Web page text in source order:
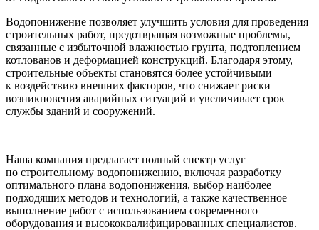
Водопонижение позволяет улучшить условия для проведения
строительных работ, предотвращая возможные проблемы,
связанные с избыточной влажностью грунта, подтоплением
котлованов и деформацией конструкций. Благодаря этому,
строительные объекты становятся более устойчивыми
к воздействию внешних факторов, что снижает риски
возникновения аварийных ситуаций и увеличивает срок
службы зданий и сооружений.
Наша компания предлагает полный спектр услуг
по строительному водопонижению, включая разработку
оптимального плана водопонижения, выбор наиболее
подходящих методов и технологий, а также качественное
выполнение работ с использованием современного
оборудования и высококвалифицированных специалистов.